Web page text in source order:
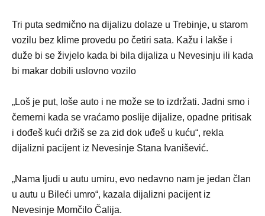
Tri puta sedmično na dijalizu dolaze u Trebinje, u starom
vozilu bez klime provedu po četiri sata. Kažu i lakše i
duže bi se živjelo kada bi bila dijaliza u Nevesinju ili kada
bi makar dobili uslovno vozilo
„Loš je put, loše auto i ne može se to izdržati. Jadni smo i
čemerni kada se vraćamo poslije dijalize, opadne pritisak
i dođeš kući držiš se za zid dok uđeš u kuću“, rekla
dijalizni pacijent iz Nevesinje Stana Ivanišević.
„Nama ljudi u autu umiru, evo nedavno nam je jedan član
u autu u Bileći umro“, kazala dijalizni pacijent iz
Nevesinje Momčilo Čalija.